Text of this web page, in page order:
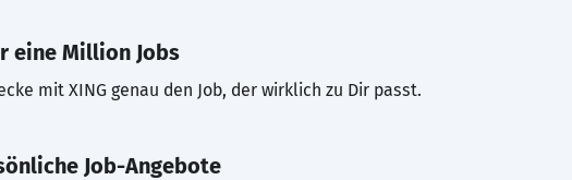
eine Million Jobs
mit XING genau den Job, der wirklich zu Dir passt.
Job-Angebote